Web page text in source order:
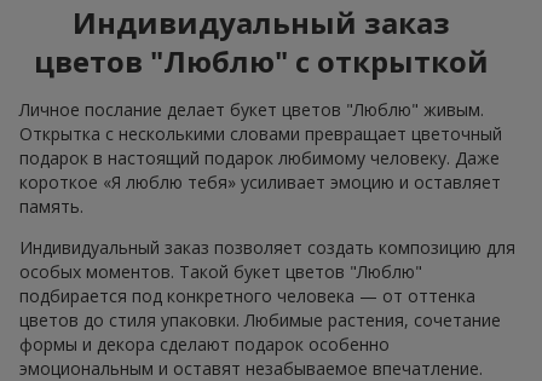
Индивидуальный заказ
цветов "Люблю" с открыткой
Личное послание делает букет цветов "Люблю" живым.
Открытка с несколькими словами превращает цветочный
подарок в настоящий подарок любимому человеку. Даже
короткое «Я люблю тебя» усиливает эмоцию и оставляет
память.
Индивидуальный заказ позволяет создать композицию для
особых моментов. Такой букет цветов "Люблю"
подбирается под конкретного человека — от оттенка
цветов до стиля упаковки. Любимые растения, сочетание
формы и декора сделают подарок особенно
эмоциональным и оставят незабываемое впечатление.